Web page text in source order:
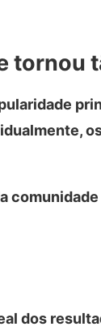
tornou
dos